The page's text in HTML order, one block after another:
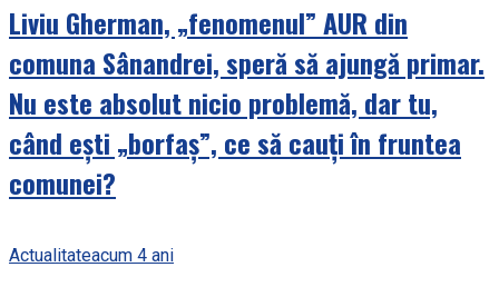
Liviu Gherman, „fenomenul” AUR din
comuna Sânandrei, speră să ajungă primar.
Nu este absolut nicio problemă, dar tu,
când ești „borfaș”, ce să cauți în fruntea
comunei?
Actualitateacum 4 ani